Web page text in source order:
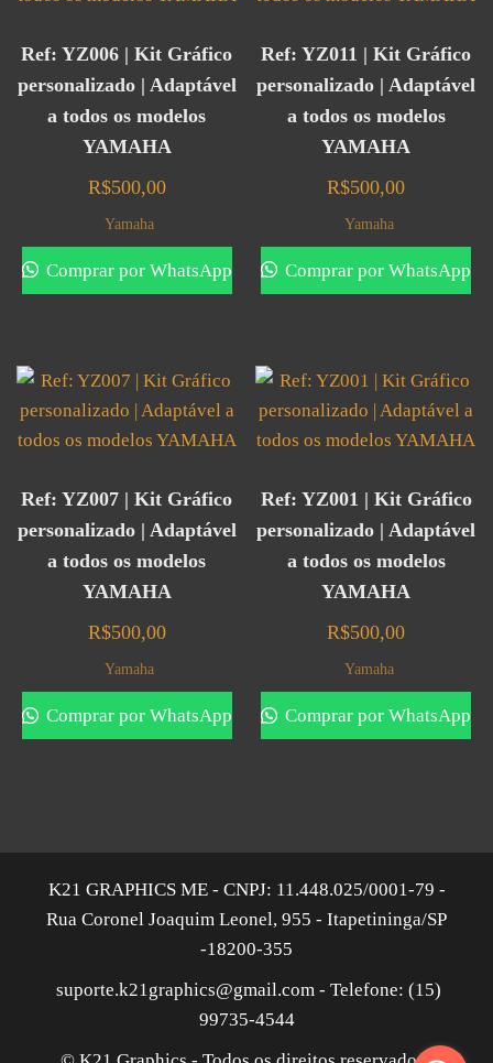
Ref: YZ006 | Kit Gráfico
personalizado | Adaptável
a todos os modelos
YAMAHA
R$500,00
Yamaha
Comprar por WhatsApp
Ref: YZ011 | Kit Gráfico
personalizado | Adaptável
a todos os modelos
YAMAHA
R$500,00
Yamaha
Comprar por WhatsApp
Ref: YZ007 | Kit Gráfico
personalizado | Adaptável
a todos os modelos
YAMAHA
R$500,00
Yamaha
Comprar por WhatsApp
Ref: YZ001 | Kit Gráfico
personalizado | Adaptável
a todos os modelos
YAMAHA
R$500,00
Yamaha
Comprar por WhatsApp
K21 GRAPHICS ME - CNPJ: 11.448.025/0001-79 -
Rua Coronel Joaquim Leonel, 955 - Itapetininga/SP
-18200-355
suporte.k21graphics@gmail.com - Telefone: (15)
99735-4544